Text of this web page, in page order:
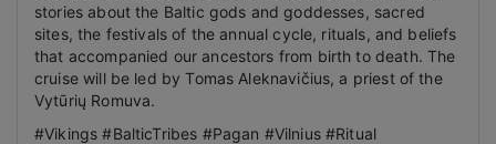
stories about the Baltic gods and goddesses, sacred
sites, the festivals of the annual cycle, rituals, and beliefs
that accompanied our ancestors from birth to death. The
cruise will be led by Tomas Aleknavičius, a priest of the
Vytūrių Romuva.
#Vikings #BalticTribes #Pagan #Vilnius #Ritual